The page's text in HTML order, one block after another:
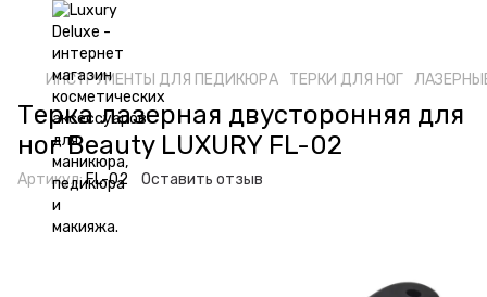
ИНСТРУМЕНТЫ ДЛЯ ПЕДИКЮРА ТЕРКИ ДЛЯ НОГ
Терка лазерная двусторонняя для
ног Beauty LUXURY FL-02
Артикул:FL-02 Оставить отзыв